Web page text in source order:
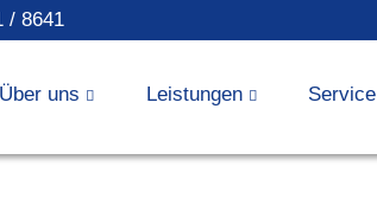
/ 8641
Über uns Leistungen Service